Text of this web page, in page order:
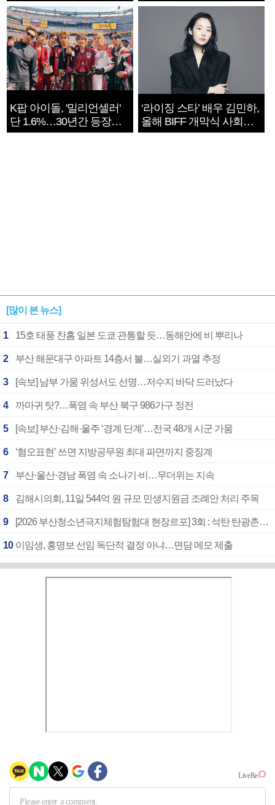
지는 ‘전쟁 속죄’
K팝 아이돌, '밀리언셀러'
단 1.6%…30년간 등장
1182개팀 전수조사
‘라이징 스타’ 배우 김민하,
올해 BIFF 개막식 사회자
확정
[많이 본 뉴스]
1 15호 태풍 찬홈 일본 도쿄 관통할 듯…동해안에 비 뿌리나
2 부산 해운대구 아파트 14층서 불…실외기 과열 추정
3 [속보] 남부 가뭄 위성서도 선명…저수지 바닥 드러났다
4 까마귀 탓?…폭염 속 부산 북구 986가구 정전
5 [속보] 부산·김해·울주 ‘경계 단계’…전국 48개 시군 가뭄
6 ‘혐오표현’ 쓰면 지방공무원 최대 파면까지 중징계
7 부산·울산·경남 폭염 속 소나기·비…무더위는 지속
8 김해시의회, 11일 544억 원 규모 민생지원금 조례안 처리 주목
9 [2026 부산청소년극지체험탐험대 현장르포] 3회 : 석탄 탄광촌에서 북극 연구의 중심지로
10 이임생, 홍명보 선임 독단적 결정 아냐…면담 메모 제출